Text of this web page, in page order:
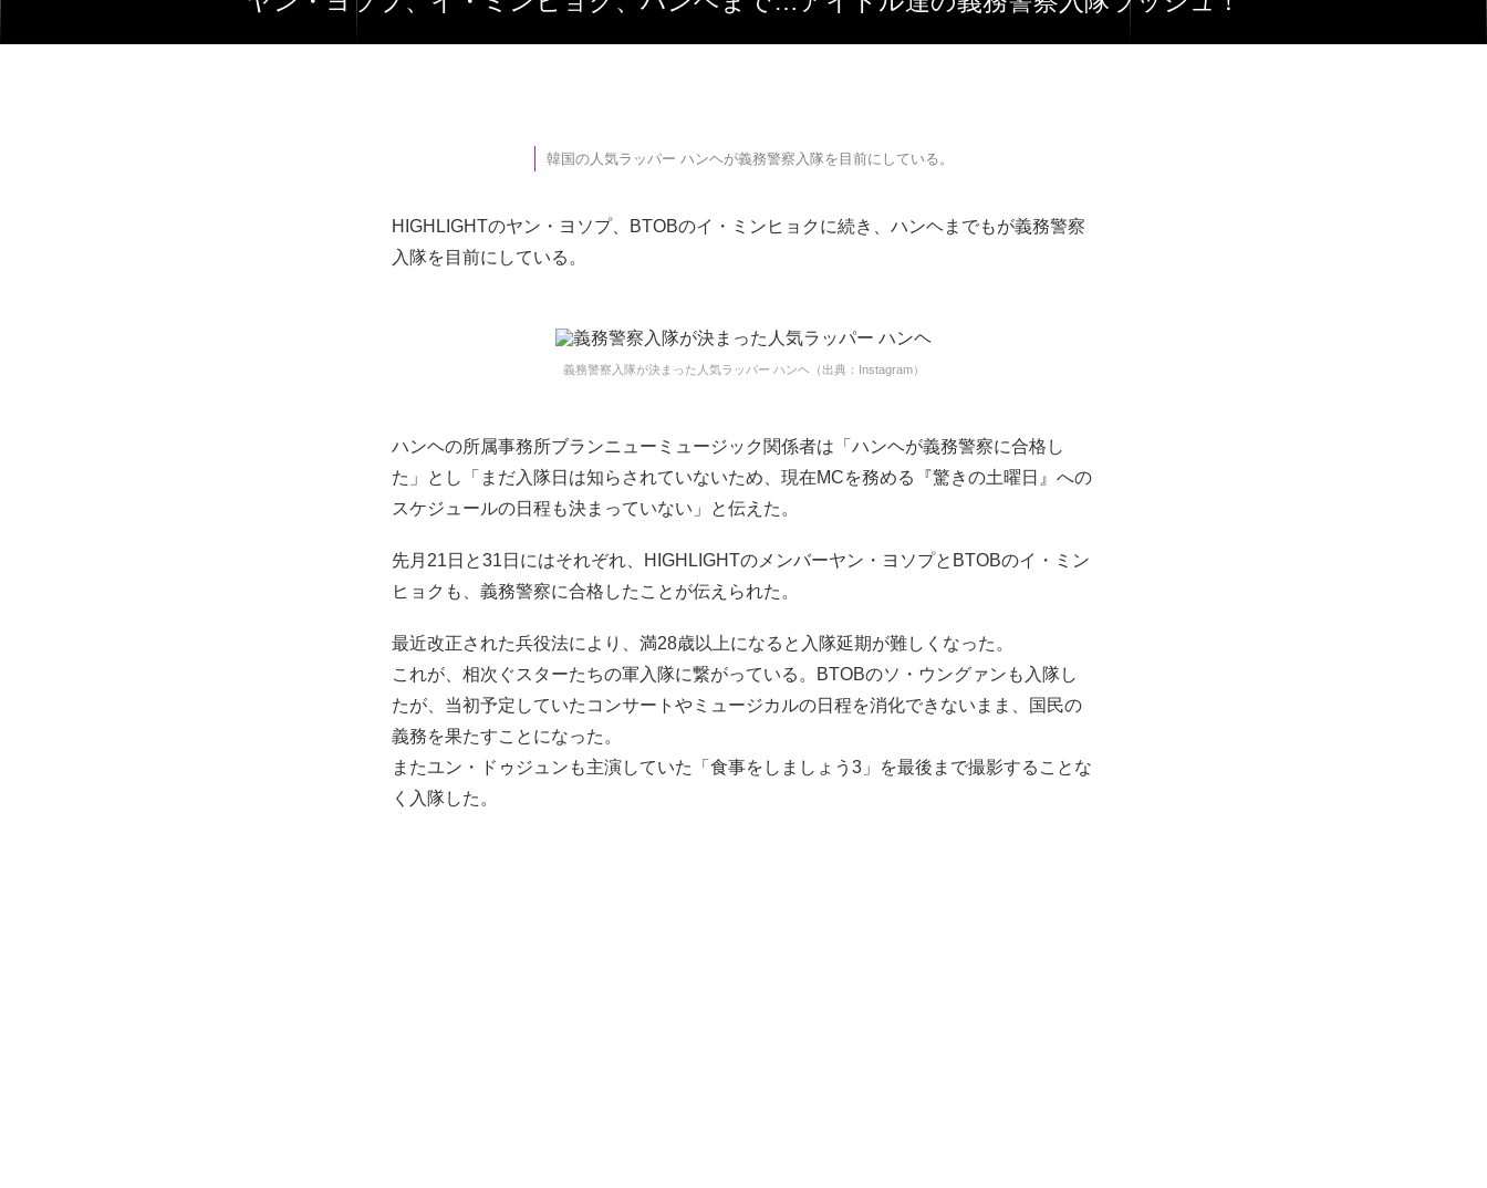
韓国の人気ラッパー ハンヘが義務警察入隊を目前にしている。
HIGHLIGHTのヤン・ヨソプ、BTOBのイ・ミンヒョクに続き、ハンヘまでもが義務警察
入隊を目前にしている。
義務警察入隊が決まった人気ラッパー ハンヘ（出典：Instagram）
ハンヘの所属事務所ブランニューミュージック関係者は「ハンヘが義務警察に合格し
た」とし「まだ入隊日は知らされていないため、現在MCを務める『驚きの土曜日』への
スケジュールの日程も決まっていない」と伝えた。
先月21日と31日にはそれぞれ、HIGHLIGHTのメンバーヤン・ヨソプとBTOBのイ・ミン
ヒョクも、義務警察に合格したことが伝えられた。
最近改正された兵役法により、満28歳以上になると入隊延期が難しくなった。
これが、相次ぐスターたちの軍入隊に繋がっている。BTOBのソ・ウングァンも入隊し
たが、当初予定していたコンサートやミュージカルの日程を消化できないまま、国民の
義務を果たすことになった。
またユン・ドゥジュンも主演していた「食事をしましょう3」を最後まで撮影することな
く入隊した。